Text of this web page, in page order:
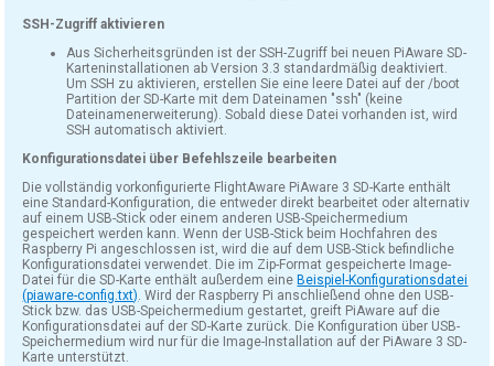
SSH-Zugriff aktivieren
Aus Sicherheitsgründen ist der SSH-Zugriff bei neuen PiAware SD-
Karteninstallationen ab Version 3.3 standardmäßig deaktiviert.
Um SSH zu aktivieren, erstellen Sie eine leere Datei auf der /boot
Partition der SD-Karte mit dem Dateinamen "ssh" (keine
Dateinamenerweiterung). Sobald diese Datei vorhanden ist, wird
SSH automatisch aktiviert.
Konfigurationsdatei über Befehlszeile bearbeiten
Die vollständig vorkonfigurierte FlightAware PiAware 3 SD-Karte enthält
eine Standard-Konfiguration, die entweder direkt bearbeitet oder alternativ
auf einem USB-Stick oder einem anderen USB-Speichermedium
gespeichert werden kann. Wenn der USB-Stick beim Hochfahren des
Raspberry Pi angeschlossen ist, wird die auf dem USB-Stick befindliche
Konfigurationsdatei verwendet. Die im Zip-Format gespeicherte Image-
Datei für die SD-Karte enthält außerdem eineBeispiel-Konfigurationsdatei
(piaware-config.txt) . Wird der Raspberry Pi anschließend ohne den USB-
Stick bzw. das USB-Speichermedium gestartet, greift PiAware auf die
Konfigurationsdatei auf der SD-Karte zurück. Die Konfiguration über USB-
Speichermedium wird nur für die Image-Installation auf der PiAware 3 SD-
Karte unterstützt.